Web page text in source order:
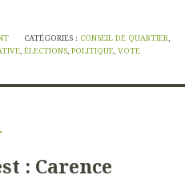
CATÉGORIES : CONSEIL DE QUARTIER,
, ÉLECTIONS, POLITIQUE, VOTE
: Carence